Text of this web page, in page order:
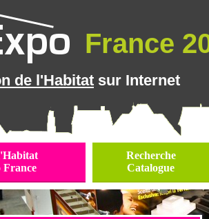
France
de l'Habitat sur Internet
France
Recherche
Catalogue